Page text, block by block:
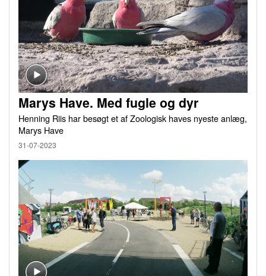
Marys Have. Med fugle og dyr
Henning Riis har besøgt et af Zoologisk haves nyeste anlæg,
Marys Have
31-07-2023